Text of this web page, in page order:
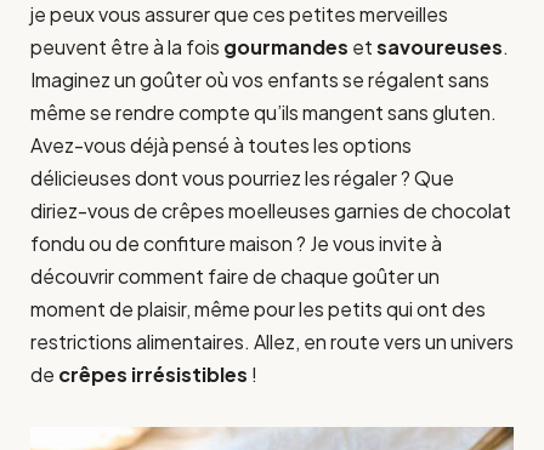
je peux vous assurer que ces petites merveilles
peuvent être à la fois gourmandes etsavoureuses.
Imaginez un goûter où vos enfants se régalent sans
même se rendre compte qu’ils mangent sans gluten.
Avez-vous déjà pensé à toutes les options
délicieuses dont vous pourriez les régaler ? Que
diriez-vous de crêpes moelleuses garnies de chocolat
fondu ou de confiture maison ? Je vous invite à
découvrir comment faire de chaque goûter un
moment de plaisir, même pour les petits qui ont des
restrictions alimentaires. Allez, en route vers un univers
de crêpes irrésistibles !